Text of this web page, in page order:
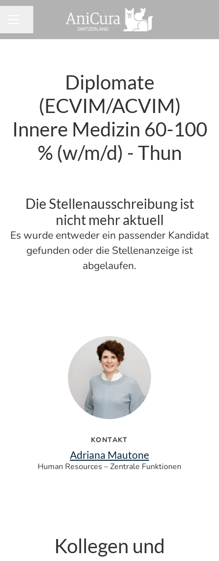
Diplomate
(ECVIM/ACVIM)
Innere Medizin 60-100
% (w/m/d) - Thun
Die Stellenausschreibung ist
nicht mehr aktuell
Es wurde entweder ein passender Kandidat
gefunden oder die Stellenanzeige ist
abgelaufen.
KONTAKT
Adriana Mautone
Human Resources – Zentrale Funktionen
Kollegen und